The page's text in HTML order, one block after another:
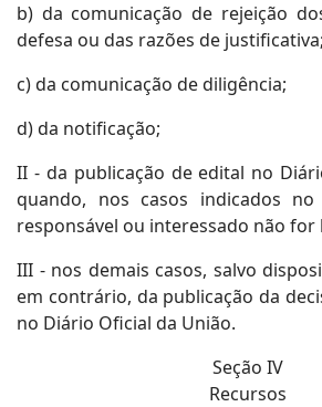
b) da comunicação de rejeição
defesa ou das razões de justificativa;
c) da comunicação de diligência;
d) da notificação;
II - da publicação de edital no
quando, nos casos indicados
responsável ou interessado não for
III - nos demais casos, salvo
em contrário, da publicação da
no Diário Oficial da União.
Seção IV
Recursos